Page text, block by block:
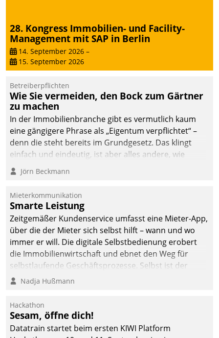
Uhr.
28. Kongress Immobilien- und Facility-
Management mit SAP in Berlin
14. September 2026 –
15. September 2026
Betreiberpflichten
Wie Sie vermeiden, den Bock zum Gärtner
zu machen
In der Immobilienbranche gibt es vermutlich kaum
eine gängigere Phrase als „Eigentum verpflichtet“ –
denn die steht bereits im Grundgesetz. Das klingt
einfach und eindeutig, ist aber alles andere, wie
Branchenbeschäftigte wissen. Denn mit der
Verantwortung folgen Verpflichtungen.
Jörn Beckmann
Mieterkommunikation
Smarte Leistung
Zeitgemäßer Kundenservice umfasst eine Mieter-App,
über die der Mieter sich selbst hilft – wann und wo
immer er will. Die digitale Selbstbedienung erobert
die Immobilienwirtschaft und ebnet den Weg für
selbstlaufende Geschäftsprozesse. Selbst ist der
Kunde und smart der Serviceanbieter.
Nadja Hußmann
Hackathon
Sesam, öffne dich!
Datatrain startet beim ersten KIWI Platform